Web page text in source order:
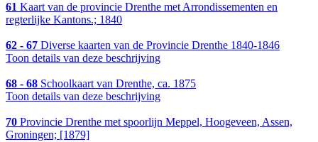
61 Kaart van de provincie Drenthe met Arrondissementen en
regterlijke Kantons.; 1840
62 - 67 Diverse kaarten van de Provincie Drenthe 1840-1846
Toon details van deze beschrijving
68 - 68 Schoolkaart van Drenthe, ca. 1875
Toon details van deze beschrijving
70 Provincie Drenthe met spoorlijn Meppel, Hoogeveen, Assen,
Groningen; [1879]